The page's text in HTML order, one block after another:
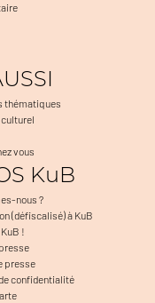
thématiques
vous
KuB
nous ?
(défiscalisé) à KuB
!
presse
confidentialité